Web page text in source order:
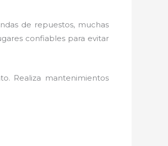
de repuestos, muchas
confiables para evitar
Realiza mantenimientos